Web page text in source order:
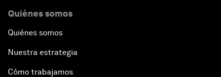
Quiénes somos
Quiénes somos
Nuestra estrategia
Cómo trabajamos